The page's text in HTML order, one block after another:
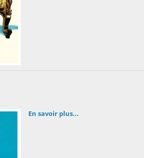
En savoir plus...